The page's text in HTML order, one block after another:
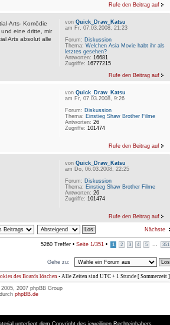
Rufe den Beitrag auf
Arts- Komödie
eine dritte, mir
Arts absolut alle
von Quick_Draw_Katsu
am Fr, 07.03.2008, 21:23
Forum: Diskussion
Thema: Welchen Asia Movie habt ihr als
letztes gesehen?
Antworten: 16681
Zugriffe: 16777215
Rufe den Beitrag auf
von Quick_Draw_Katsu
am Fr, 07.03.2008, 9:26
Forum: Diskussion
Thema: Einstieg Shaw Brother Filme
Antworten: 26
Zugriffe: 101474
Rufe den Beitrag auf
von Quick_Draw_Katsu
am Do, 06.03.2008, 22:25
Forum: Diskussion
Thema: Einstieg Shaw Brother Filme
Antworten: 26
Zugriffe: 101474
Rufe den Beitrag auf
Nächste
5260 Treffer • Seite 1/351 • 1 2 3 4 5 ... 351
Gehe zu:
des Boards löschen • Alle Zeiten sind UTC + 1 Stunde [ Sommerzeit ]
2007 phpBB Group
phpBB.de
unterliegt dem Copyright des jeweiligen Rechteinhabers.